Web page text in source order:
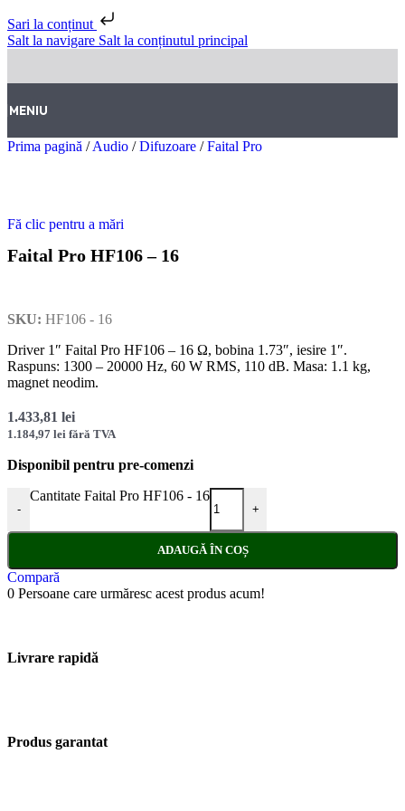
Sari la conținut
Salt la navigare Salt la conținutul principal
MENIU
Prima pagină / Audio / Difuzoare / Faital Pro
Fă clic pentru a mări
Faital Pro HF106 – 16
SKU: HF106 - 16
Driver 1″ Faital Pro HF106 – 16 Ω, bobina 1.73″, iesire 1″.
Raspuns: 1300 – 20000 Hz, 60 W RMS, 110 dB. Masa: 1.1 kg,
magnet neodim.
1.433,81 lei
1.184,97 lei fără TVA
Disponibil pentru pre-comenzi
-
Cantitate Faital Pro HF106 - 16
+
ADAUGĂ ÎN COȘ
Compară
0 Persoane care urmăresc acest produs acum!
Livrare rapidă
Produs garantat